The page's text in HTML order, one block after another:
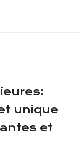
unique
et